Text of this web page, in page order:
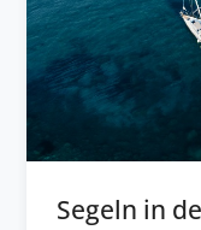
Segeln in